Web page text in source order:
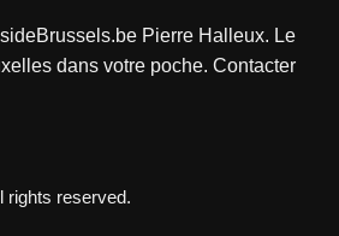
Pierre Halleux. Le
dans votre poche. Contacter
rights reserved.